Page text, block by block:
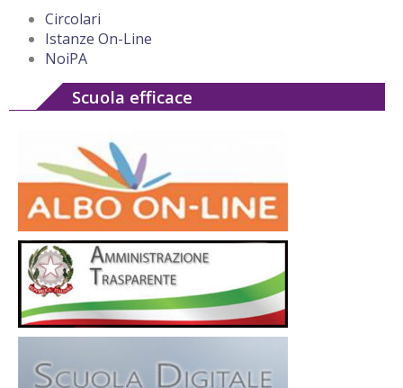
Circolari
Istanze On-Line
NoiPA
Scuola efficace